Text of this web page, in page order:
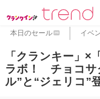
本日のセール PR イベ
「クランキー」×
ラボ！ チョコサ
ル”と“ジェリコ”